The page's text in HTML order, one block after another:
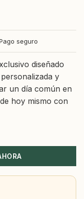
seguro
diseñado
y
un día común en
hoy mismo con